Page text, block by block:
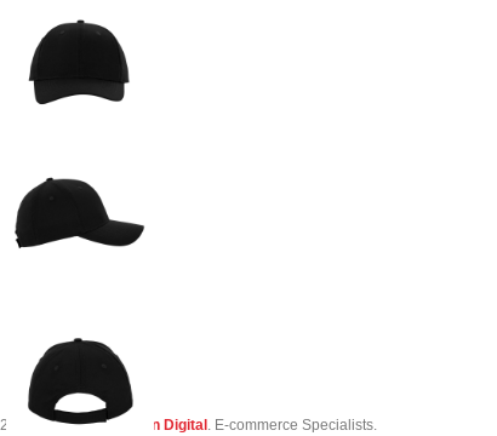
2023 Creado por Simon Digital . E-commerce Specialists.